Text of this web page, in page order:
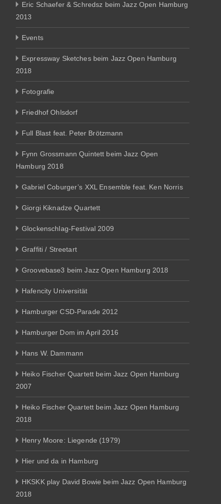
Eric Schaefer & Schredsz beim Jazz Open Hamburg
2013
Events
Expressway Sketches beim Jazz Open Hamburg
2018
Fotografie
Friedhof Ohlsdorf
Full Blast feat. Peter Brötzmann
Fynn Grossmann Quintett beim Jazz Open
Hamburg 2018
Gabriel Coburger’s XXL Ensemble feat. Ken Norris
Giorgi Kiknadze Quartett
Glockenschlag-Festival 2009
Graffiti / Streetart
Groovebase3 beim Jazz Open Hamburg 2018
Hafencity Universität
Hamburger CSD-Parade 2012
Hamburger Dom im April 2016
Hans W. Dammann
Heiko Fischer Quartett beim Jazz Open Hamburg
2007
Heiko Fischer Quartett beim Jazz Open Hamburg
2018
Henry Moore: Liegende (1979)
Hier und da in Hamburg
HKSKK play David Bowie beim Jazz Open Hamburg
2018